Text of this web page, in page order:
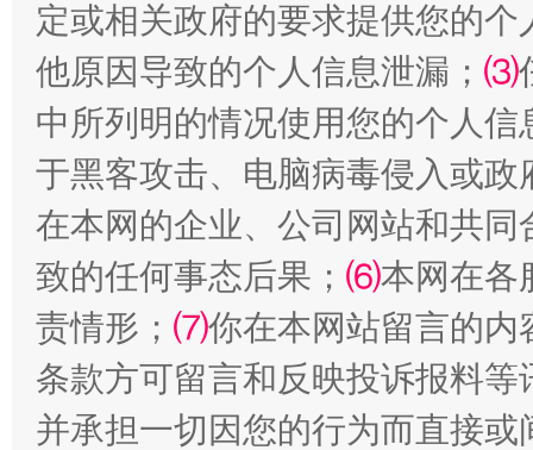
揭批美国五大"原罪" "炒
定或相关政府的要求提供您的个
他原因导致的个人信息泄漏； ⑶
中所列明的情况使用您的个人
于黑客攻击、电脑病毒侵入或
在本网的企业、公司网站和共
致的任何事态后果； ⑹本网在各
责情形； ⑺你在本网站留言的内
条款方可留言和反映投诉报料
并承担一切因您的行为而直接